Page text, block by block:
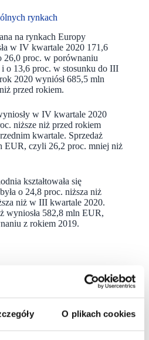
O plikach cookies
rynkach
na rynkach Europy
w IV kwartale 2020 171,6
26,0 proc. w porównaniu
o 13,6 proc. w stosunku do III
2020 wyniósł 685,5 mln
przed rokiem.
w IV kwartale 2020
niższe niż przed rokiem
kwartale. Sprzedaż
EUR, czyli 26,2 proc. mniej niż
kształtowała się
o 24,8 proc. niższa niż
niż w III kwartale 2020.
wyniosła 582,8 mln EUR,
z rokiem 2019.